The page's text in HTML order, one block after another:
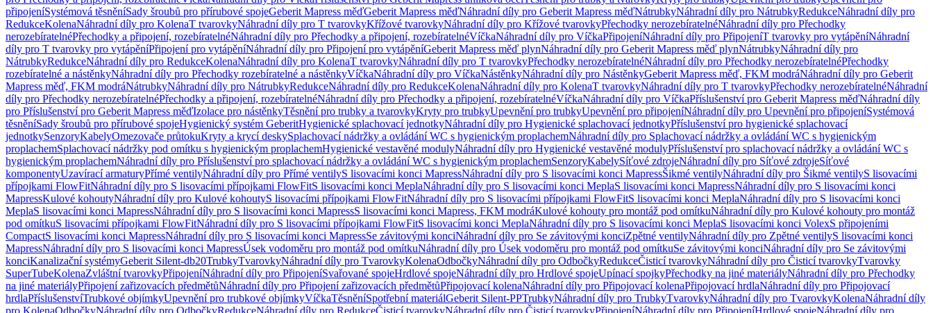
připojeníSystémová těsněníSady šroubů pro přírubové spojeGeberit Mapress měďGeberit Mapress měďNáhradní díly pro Geberit Mapress měďNátrubkyNáhradní díly pro NátrubkyRedukceNáhradní díly pro
RedukceKolenaNáhradní díly pro KolenaT tvarovkyNáhradní díly pro T tvarovkyKřížové tvarovkyNáhradní díly pro Křížové tvarovkyPřechodky nerozebíratelnéNáhradní díly pro Přechodky
nerozebíratelnéPřechodky a připojení, rozebíratelnéNáhradní díly pro Přechodky a připojení, rozebíratelnéVíčkaNáhradní díly pro VíčkaPřipojeníNáhradní díly pro PřipojeníT tvarovky pro vytápěníNáhradní
díly pro T tvarovky pro vytápěníPřipojení pro vytápěníNáhradní díly pro Připojení pro vytápěníGeberit Mapress měď plynNáhradní díly pro Geberit Mapress měď plynNátrubkyNáhradní díly pro
NátrubkyRedukceNáhradní díly pro RedukceKolenaNáhradní díly pro KolenaT tvarovkyNáhradní díly pro T tvarovkyPřechodky nerozebíratelnéNáhradní díly pro Přechodky nerozebíratelnéPřechodky
rozebíratelné a nástěnkyNáhradní díly pro Přechodky rozebíratelné a nástěnkyVíčkaNáhradní díly pro VíčkaNástěnkyNáhradní díly pro NástěnkyGeberit Mapress měď, FKM modráNáhradní díly pro Geberit
Mapress měď, FKM modráNátrubkyNáhradní díly pro NátrubkyRedukceNáhradní díly pro RedukceKolenaNáhradní díly pro KolenaT tvarovkyNáhradní díly pro T tvarovkyPřechodky nerozebíratelnéNáhradní
díly pro Přechodky nerozebíratelnéPřechodky a připojení, rozebíratelnéNáhradní díly pro Přechodky a připojení, rozebíratelnéVíčkaNáhradní díly pro VíčkaPříslušenství pro Geberit Mapress měďNáhradní díly
pro Příslušenství pro Geberit Mapress měďIzolace pro nástěnkyTěsnění pro trubky a tvarovkyKryty pro trubkyUpevnění pro trubkyUpevnění pro připojeníNáhradní díly pro Upevnění pro připojeníSystémová
těsněníSady šroubů pro přírubové spojeHygienický systém GeberitHygienické splachovací jednotkyNáhradní díly pro Hygienické splachovací jednotkyPříslušenství pro hygienické splachovací
jednotkySenzoryKabelyOmezovače průtokuKryty a krycí deskySplachovací nádržky a ovládání WC s hygienickým proplachemNáhradní díly pro Splachovací nádržky a ovládání WC s hygienickým
proplachemSplachovací nádržky pod omítku s hygienickým proplachemHygienické vestavěné modulyNáhradní díly pro Hygienické vestavěné modulyPříslušenství pro splachovací nádržky a ovládání WC s
hygienickým proplachemNáhradní díly pro Příslušenství pro splachovací nádržky a ovládání WC s hygienickým proplachemSenzoryKabelySíťové zdrojeNáhradní díly pro Síťové zdrojeSíťové
komponentyUzavírací armaturyPřímé ventilyNáhradní díly pro Přímé ventilyS lisovacími konci MapressNáhradní díly pro S lisovacími konci MapressŠikmé ventilyNáhradní díly pro Šikmé ventilyS lisovacími
přípojkami FlowFitNáhradní díly pro S lisovacími přípojkami FlowFitS lisovacími konci MeplaNáhradní díly pro S lisovacími konci MeplaS lisovacími konci MapressNáhradní díly pro S lisovacími konci
MapressKulové kohoutyNáhradní díly pro Kulové kohoutyS lisovacími přípojkami FlowFitNáhradní díly pro S lisovacími přípojkami FlowFitS lisovacími konci MeplaNáhradní díly pro S lisovacími konci
MeplaS lisovacími konci MapressNáhradní díly pro S lisovacími konci MapressS lisovacími konci Mapress, FKM modráKulové kohouty pro montáž pod omítkuNáhradní díly pro Kulové kohouty pro montáž
pod omítkuS lisovacími přípojkami FlowFitNáhradní díly pro S lisovacími přípojkami FlowFitS lisovacími konci MeplaNáhradní díly pro S lisovacími konci MeplaS lisovacími konci VolexS připojeními
CompactS lisovacími konci MapressNáhradní díly pro S lisovacími konci MapressSe závitovými konciNáhradní díly pro Se závitovými konciZpětné ventilyNáhradní díly pro Zpětné ventilyS lisovacími konci
MapressNáhradní díly pro S lisovacími konci MapressÚsek vodoměru pro montáž pod omítkuNáhradní díly pro Úsek vodoměru pro montáž pod omítkuSe závitovými konciNáhradní díly pro Se závitovými
konciKanalizační systémyGeberit Silent-db20TrubkyTvarovkyNáhradní díly pro TvarovkyKolenaOdbočkyNáhradní díly pro OdbočkyRedukceČisticí tvarovkyNáhradní díly pro Čisticí tvarovkyTvarovky
SuperTubeKolenaZvláštní tvarovkyPřipojeníNáhradní díly pro PřipojeníSvařované spojeHrdlové spojeNáhradní díly pro Hrdlové spojeUpínací spojkyPřechodky na jiné materiályNáhradní díly pro Přechodky
na jiné materiályPřipojení zařizovacích předmětůNáhradní díly pro Připojení zařizovacích předmětůPřipojovací kolenaNáhradní díly pro Připojovací kolenaPřipojovací hrdlaNáhradní díly pro Připojovací
hrdlaPříslušenstvíTrubkové objímkyUpevnění pro trubkové objímkyVíčkaTěsněníSpotřební materiálGeberit Silent-PPTrubkyNáhradní díly pro TrubkyTvarovkyNáhradní díly pro TvarovkyKolenaNáhradní díly
pro KolenaOdbočkyNáhradní díly pro OdbočkyRedukceNáhradní díly pro RedukceČisticí tvarovkyNáhradní díly pro Čisticí tvarovkyPřipojeníNáhradní díly pro PřipojeníHrdlové spojeNáhradní díly pro